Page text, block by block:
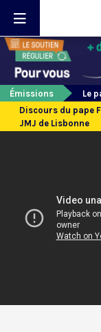
Émissions
Le
Discours du pape
JMJ de Lisbonne